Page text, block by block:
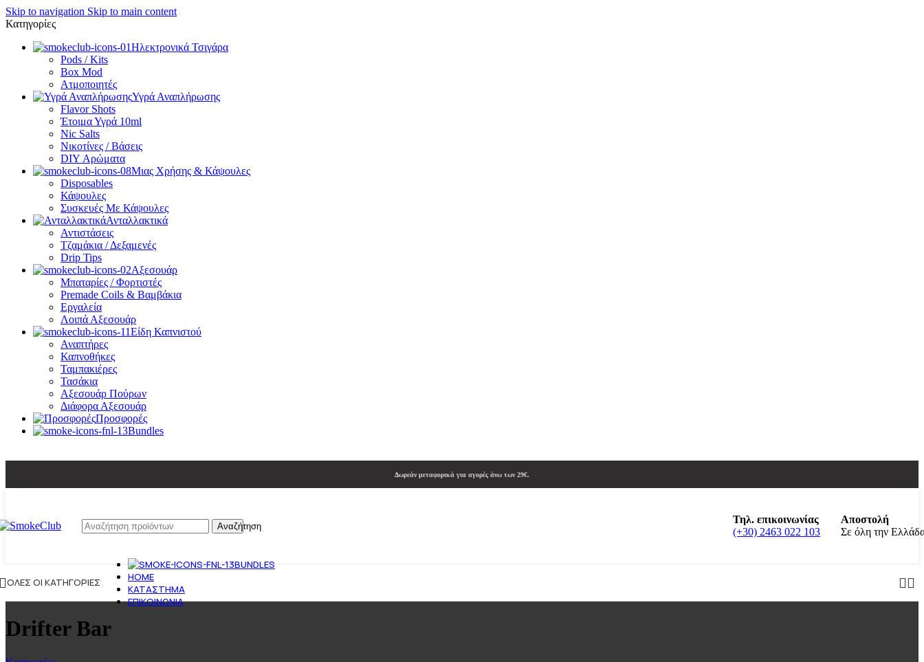
Skip to navigation Skip to main content
Κατηγορίες
Ηλεκτρονικά Τσιγάρα
Pods / Kits
Box Mod
Ατμοποιητές
Υγρά Αναπλήρωσης
Flavor Shots
Έτοιμα Υγρά 10ml
Nic Salts
Νικοτίνες / Βάσεις
DIY Αρώματα
Μιας Χρήσης & Κάψουλες
Disposables
Κάψουλες
Συσκευές Με Κάψουλες
Ανταλλακτικά
Αντιστάσεις
Τζαμάκια / Δεξαμενές
Drip Tips
Αξεσουάρ
Μπαταρίες / Φορτιστές
Premade Coils & Βαμβάκια
Εργαλεία
Λοιπά Αξεσουάρ
Είδη Καπνιστού
Αναπτήρες
Καπνοθήκες
Ταμπακιέρες
Τασάκια
Αξεσουάρ Πούρων
Διάφορα Αξεσουάρ
Προσφορές
Bundles
Δωρεάν μεταφορικά για αγορές άνω των 29€.
Αναζήτηση
Τηλ. επικοινωνίας
(+30) 2463 022 103
Αποστολή
Σε όλη την
ΌΛΕΣ ΟΙ ΚΑΤΗΓΟΡΊΕΣ
BUNDLES
HOME
ΚΑΤΆΣΤΗΜΑ
ΕΠΙΚΟΙΝΩΝΊΑ
Drifter Bar